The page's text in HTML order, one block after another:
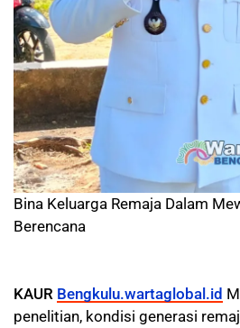
Bina Keluarga Remaja Dalam
Berencana
KAUR Bengkulu.wartaglobal.id
penelitian, kondisi generasi